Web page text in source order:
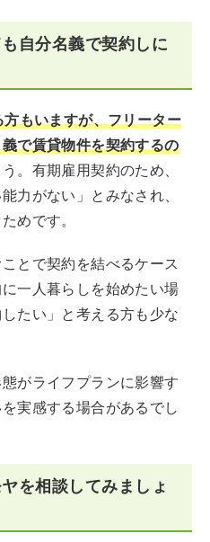
自分名義で契約しに
もいますが、フリーター
で賃貸物件を契約するの
。有期雇用契約のため、
力がない」とみなされ、
めです。
とで契約を結べるケース
一人暮らしを始めたい場
たい」と考える方も少な
がライフプランに影響す
実感する場合があるでし
を相談してみましょ